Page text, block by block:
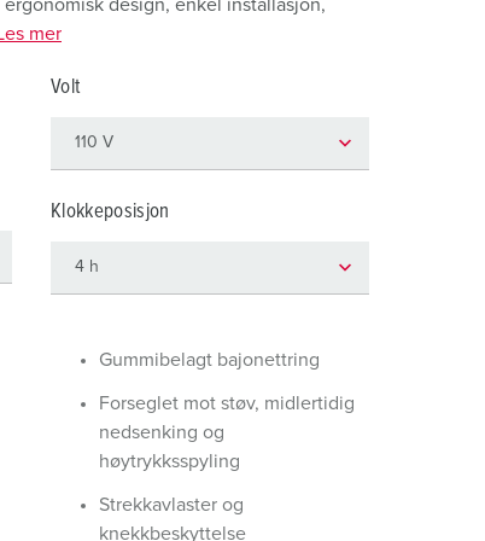
og beredskap
militær standard
design, enkel installasjon,
Les mer
Volt
Klokkeposisjon
Gummibelagt bajonettring
Forseglet mot støv, midlertidig
nedsenking og
høytrykksspyling
Strekkavlaster og
knekkbeskyttelse